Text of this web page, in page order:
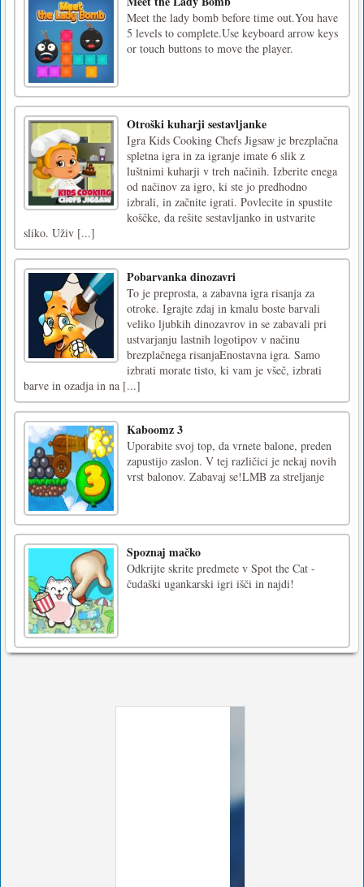
Meet the lady bomb before time out.You have
5 levels to complete.Use keyboard arrow keys
or touch buttons to move the player.
Otroški kuharji sestavljanke
Igra Kids Cooking Chefs Jigsaw je brezplačna
spletna igra in za igranje imate 6 slik z
luštnimi kuharji v treh načinih. Izberite enega
od načinov za igro, ki ste jo predhodno
izbrali, in začnite igrati. Povlecite in spustite
koščke, da rešite sestavljanko in ustvarite
sliko. Uživ [...]
Pobarvanka dinozavri
To je preprosta, a zabavna igra risanja za
otroke. Igrajte zdaj in kmalu boste barvali
veliko ljubkih dinozavrov in se zabavali pri
ustvarjanju lastnih logotipov v načinu
brezplačnega risanjaEnostavna igra. Samo
izbrati morate tisto, ki vam je všeč, izbrati
barve in ozadja in na [...]
Kaboomz 3
Uporabite svoj top, da vrnete balone, preden
zapustijo zaslon. V tej različici je nekaj novih
vrst balonov. Zabavaj se!LMB za streljanje
Spoznaj mačko
Odkrijte skrite predmete v Spot the Cat -
čudaški ugankarski igri išči in najdi!